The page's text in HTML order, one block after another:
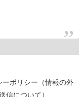
ーポリシー（情報の外
信について）